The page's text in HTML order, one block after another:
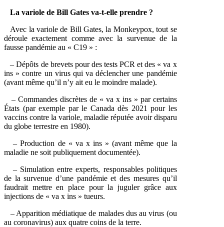
La variole de Bill Gates va-t-elle prendre ?
Avec la variole de Bill Gates, la Monkeypox, tout se
déroule exactement comme avec la survenue de la
fausse pandémie au « C19 » :
– Dépôts de brevets pour des tests PCR et des « va x
ins » contre un virus qui va déclencher une pandémie
(avant même qu’il n’y ait eu le moindre malade).
– Commandes discrètes de « va x ins » par certains
États (par exemple par le Canada dès 2021 pour les
vaccins contre la variole, maladie réputée avoir disparu
du globe terrestre en 1980).
– Production de « va x ins » (avant même que la
maladie ne soit publiquement documentée).
– Simulation entre experts, responsables politiques
de la survenue d’une pandémie et des mesures qu’il
faudrait mettre en place pour la juguler grâce aux
injections de « va x ins » tueurs.
– Apparition médiatique de malades dus au virus (ou
au coronavirus) aux quatre coins de la terre.